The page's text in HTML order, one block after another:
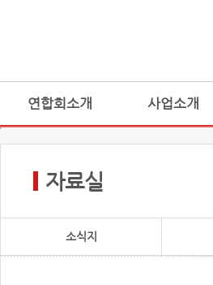
연합회소개 사업소개
자료실
소식지